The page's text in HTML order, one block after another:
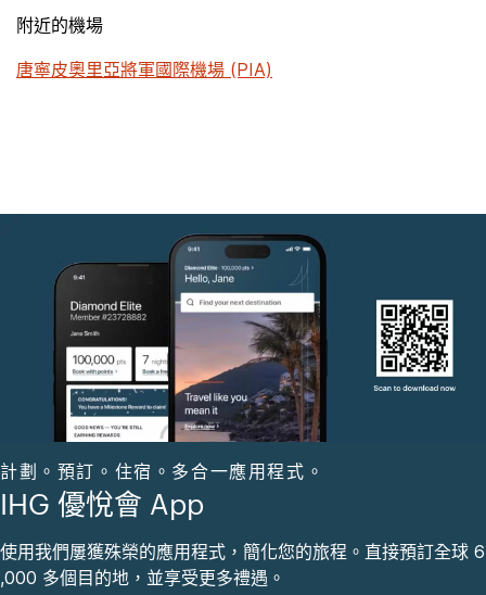
附近的機場
唐寧皮奧里亞將軍國際機場 (PIA)
計劃。預訂。住宿。多合一應用程式。
IHG 優悅會 App
使用我們屢獲殊榮的應用程式，簡化您的旅程。直接預訂全球 6
,000 多個目的地，並享受更多禮遇。